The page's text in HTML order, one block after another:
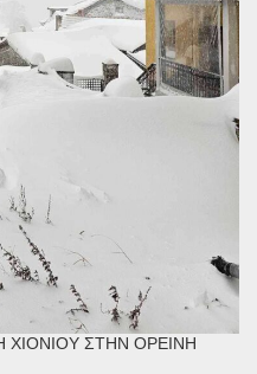
ΧΙΟΝΙΟΎ ΣΤΗΝ ΟΡΕΙΝΉ